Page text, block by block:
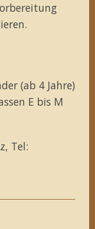
(ab 4 Jahre)
E bis M
Tel: